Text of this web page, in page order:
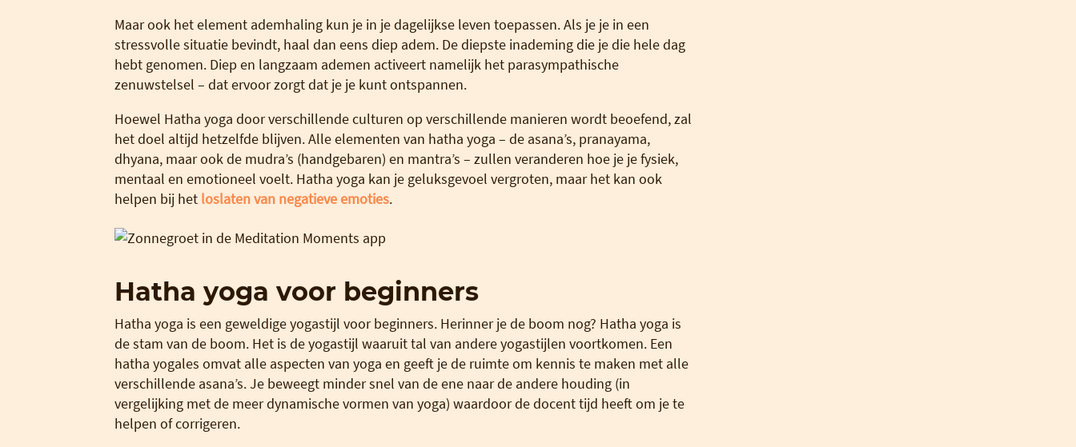
Maar ook het element ademhaling kun je in je dagelijkse leven toepassen. Als je je in een
stressvolle situatie bevindt, haal dan eens diep adem. De diepste inademing die je die hele dag
hebt genomen. Diep en langzaam ademen activeert namelijk het parasympathische
zenuwstelsel – dat ervoor zorgt dat je je kunt ontspannen.
Hoewel Hatha yoga door verschillende culturen op verschillende manieren wordt beoefend, zal
het doel altijd hetzelfde blijven. Alle elementen van hatha yoga – de asana’s, pranayama,
dhyana, maar ook de mudra’s (handgebaren) en mantra’s – zullen veranderen hoe je je fysiek,
mentaal en emotioneel voelt. Hatha yoga kan je geluksgevoel vergroten, maar het kan ook
helpen bij het loslaten van negatieve emoties.
Hatha yoga voor beginners
Hatha yoga is een geweldige yogastijl voor beginners. Herinner je de boom nog? Hatha yoga is
de stam van de boom. Het is de yogastijl waaruit tal van andere yogastijlen voortkomen. Een
hatha yogales omvat alle aspecten van yoga en geeft je de ruimte om kennis te maken met alle
verschillende asana’s. Je beweegt minder snel van de ene naar de andere houding (in
vergelijking met de meer dynamische vormen van yoga) waardoor de docent tijd heeft om je te
helpen of corrigeren.